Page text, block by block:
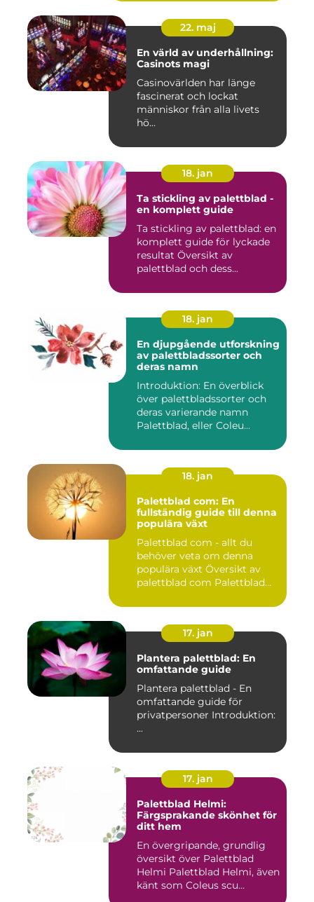
22. maj
En värld av underhållning:
Casinots magi
Casinovärlden har länge
fascinerat och lockat
människor från alla livets
hö...
18. jan
Ta stickling av palettblad -
en komplett guide
Ta stickling av palettblad: en
komplett guide för lyckade
resultat Översikt av
palettblad och dess...
18. jan
En djupgående utforskning
av palettbladssorter och
deras namn
Introduktion: En överblick
över palettbladssorter och
deras varierande namn
Palettblad, eller Coleu...
18. jan
Palettblad com: En
fullständig guide till denna
populära växt
Palettblad com - allt du
behöver veta om denna
populära växt Översikt av
palettblad com Palettblad...
17. jan
Plantera palettblad: En
omfattande guide
Plantera palettblad - En
omfattande guide för
privatpersoner Introduktion:
...
17. jan
Palettblad Helmi:
Färgsprakande skönhet för
ditt hem
En övergripande, grundlig
översikt över Palettblad
Helmi Palettblad Helmi, även
känt som Coleus scu...